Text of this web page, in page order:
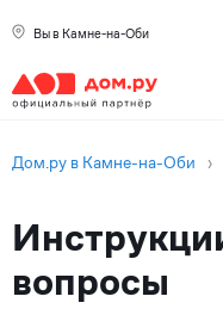
Вы в Камне-на-Оби
Дом.ру в Камне-на-Оби ›
вопросы